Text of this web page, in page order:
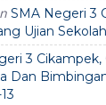
SMA Negeri 3
Ujian
3 Cikampek,
Dan